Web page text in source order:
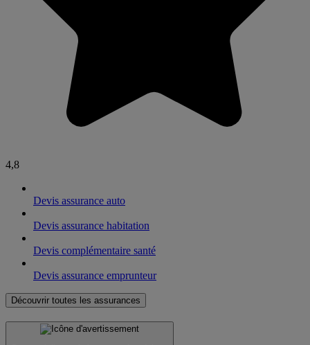
4,8
Devis assurance auto
Devis assurance habitation
Devis complémentaire santé
Devis assurance emprunteur
Découvrir toutes les assurances